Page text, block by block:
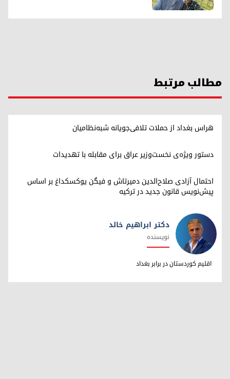
مطالب مرتبط
هراس بغداد از حملات تلافی‌جویانه شبه‌نظامیان
دستور ویژه‌ی نخست‌وزیر عراق برای مقابله با تهدیدات
احتمال آزادی صلاح‌الدین دمیرتاش و فیگن یوکسکداغ بر اساس
پیش‌نویس قانون جدید در ترکیه
دکتر ابراهیم خالد
دکتر ابراهیم خالد
نویسنده
اقلیم کوردستان در برابر بغداد